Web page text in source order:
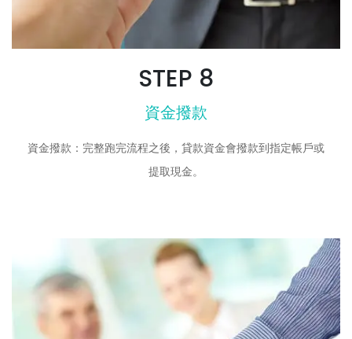
STEP 8
資金撥款
資金撥款：完整跑完流程之後，貸款資金會撥款到指定帳戶或
提取現金。